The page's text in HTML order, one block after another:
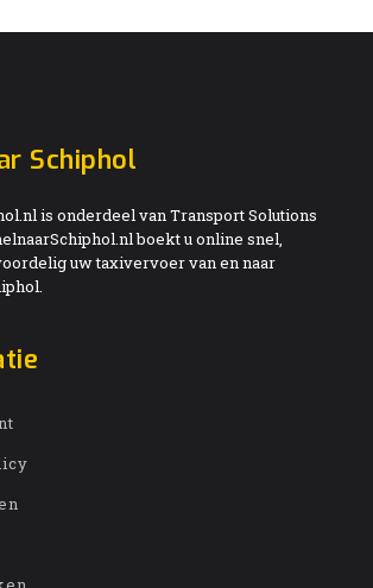
Schiphol
is onderdeel van Transport Solutions
boekt u online snel,
uw taxivervoer van en naar